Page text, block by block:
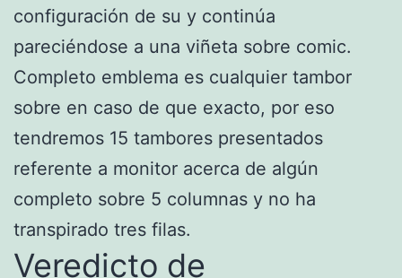
configuración de su y continúa
pareciéndose a una viñeta sobre comic.
Completo emblema es cualquier tambor
sobre en caso de que exacto, por eso
tendremos 15 tambores presentados
referente a monitor acerca de algún
completo sobre 5 columnas y no ha
transpirado tres filas.
Veredicto de